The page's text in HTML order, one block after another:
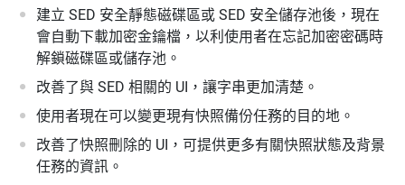
建立 SED 安全靜態磁碟區或 SED 安全儲存池後，現在
會自動下載加密金鑰檔，以利使用者在忘記加密密碼時
解鎖磁碟區或儲存池。
改善了與 SED 相關的 UI，讓字串更加清楚。
使用者現在可以變更現有快照備份任務的目的地。
改善了快照刪除的 UI，可提供更多有關快照狀態及背景
任務的資訊。